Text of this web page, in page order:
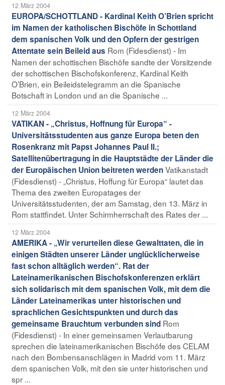
12 März 2004
EUROPA/SCHOTTLAND - Kardinal Keith O’Brien spricht
im Namen der katholischen Bischöfe in Schottland
dem spanischen Volk und den Opfern der gestrigen
Attentate sein Beileid aus Rom (Fidesdienst) - Im
Namen der schottischen Bischöfe sandte der Vorsitzende
der schottischen Bischofskonferenz, Kardinal Keith
O’Brien, ein Beileidstelegramm an die Spanische
Botschaft in London und an die Spanische ...
12 März 2004
VATIKAN - „Christus, Hoffnung für Europa“ -
Universitätsstudenten aus ganze Europa beten den
Rosenkranz mit Papst Johannes Paul II.;
Satellitenübertragung in die Hauptstädte der Länder die
der Europäischen Union beitreten werdenVatikanstadt
(Fidesdienst) - „Christus, Hoffung für Europa“ lautet das
Thema des zweiten Europatages der
Universitätsstudenten, der am Samstag, den 13. März in
Rom stattfindet. Unter Schirmherrschaft des Rates der ...
12 März 2004
AMERIKA - „Wir verurteilen diese Gewalttaten, die in
einigen Städten unserer Länder unglücklicherweise
fast schon alltäglich werden“. Rat der
Lateinamerikanischen Bischofskonferenzen erklärt
sich solidarisch mit dem spanischen Volk, mit dem die
Länder Lateinamerikas unter historischen und
sprachlichen Gesichtspunkten und durch das
gemeinsame Brauchtum verbunden sind Rom
(Fidesdienst) - In einer gemeinsamen Verlautbarung
sprechen die lateinamerikanischen Bischöfe des CELAM
nach den Bombensanschlägen in Madrid vom 11. März
dem spanischen Volk, mit den sie unter historischen und
spr ...